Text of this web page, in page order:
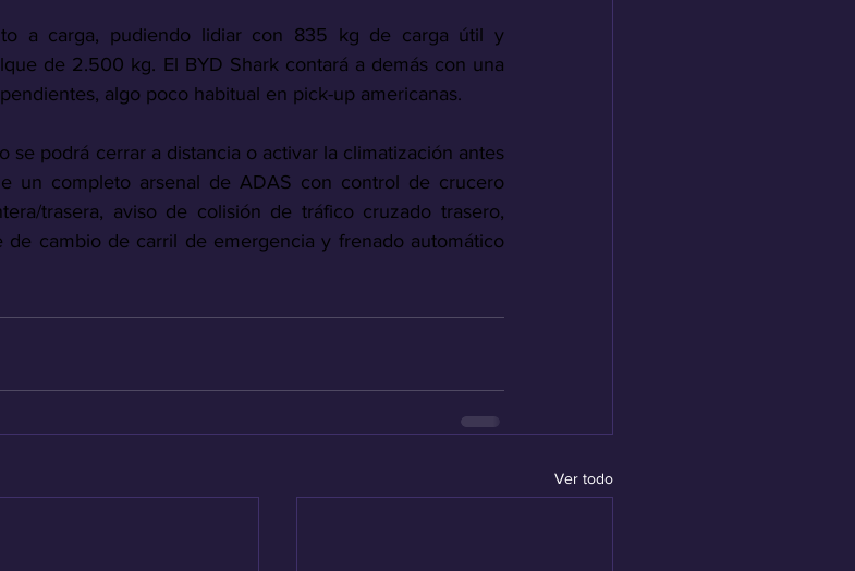
a carga, pudiendo lidiar con 835 kg de carga útil y
de 2.500 kg. El BYD Shark contará a demás con una
algo poco habitual en pick-up americanas.
se podrá cerrar a distancia o activar la climatización antes
un completo arsenal de ADAS con control de crucero
trasera, aviso de colisión de tráfico cruzado trasero,
de cambio de carril de emergencia y frenado automático
Ver todo